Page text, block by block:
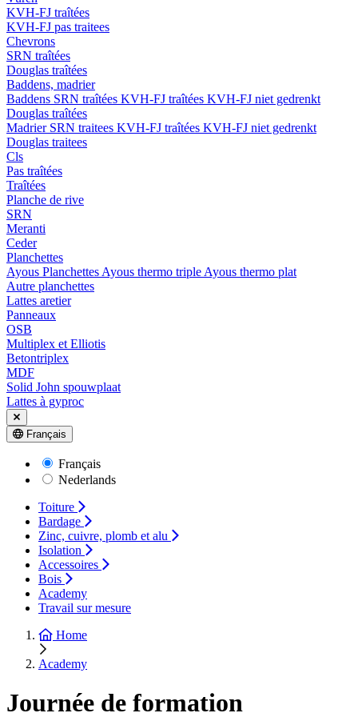
KVH-FJ traîtées
KVH-FJ pas traitees
Chevrons
SRN traîtées
Douglas traîtées
Baddens, madrier
Baddens SRN traîtées KVH-FJ traîtées KVH-FJ niet gedrenkt
Douglas traîtées
Madrier SRN traitees KVH-FJ traîtées KVH-FJ niet gedrenkt
Douglas traitees
Cls
Pas traîtées
Traîtées
Planche de rive
SRN
Meranti
Ceder
Planchettes
Ayous Planchettes Ayous thermo triple Ayous thermo plat
Autre planchettes
Lattes aretier
Panneaux
OSB
Multiplex et Elliotis
Betontriplex
MDF
Solid John spouwplaat
Lattes à gyproc
Français
Français
Nederlands
Toiture
Bardage
Zinc, cuivre, plomb et alu
Isolation
Accessoires
Bois
Academy
Travail sur mesure
Home
Academy
Journée de formation